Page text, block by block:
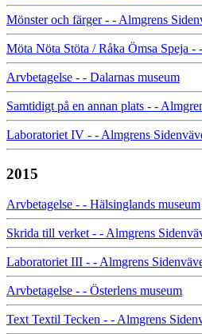
Mönster och färger - - Almgrens
Möta Nöta Stöta / Råka Ömsa Speja -
Arvbetagelse - - Dalarnas museum
Samtidigt på en annan plats - -
Laboratoriet IV - - Almgrens
2015
Arvbetagelse - - Hälsinglands museum
Skrida till verket - - Almgrens
Laboratoriet III - - Almgrens
Arvbetagelse - - Österlens museum
Text Textil Tecken - - Almgrens